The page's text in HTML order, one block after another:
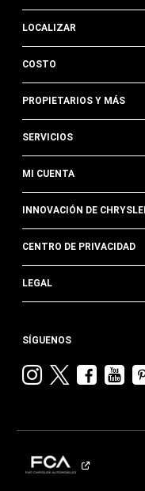
LOCALIZAR
COSTO
PROPIETARIOS Y MÁS
SERVICIOS
MI CUENTA
INNOVACIÓN DE
CENTRO DE PRIVACIDAD
LEGAL
SÍGUENOS
VisitarVisitar